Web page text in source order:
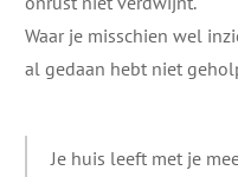
Waar je misschien wel
al gedaan hebt niet
Je huis leeft met je